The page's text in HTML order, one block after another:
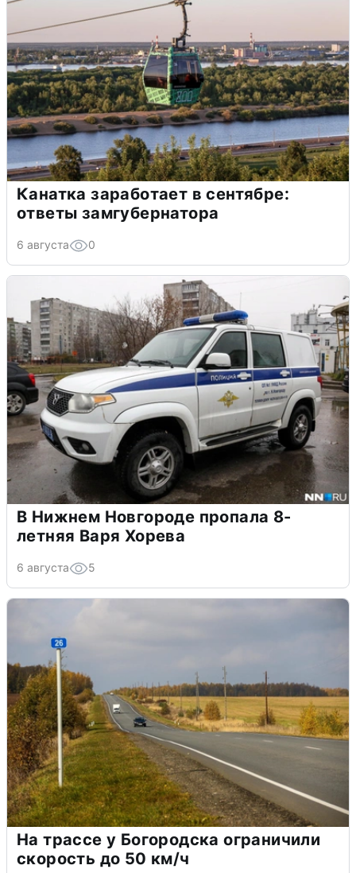
Канатка заработает в сентябре:
ответы замгубернатора
6 августа 0
В Нижнем Новгороде пропала 8-
летняя Варя Хорева
6 августа 5
На трассе у Богородска ограничили
скорость до 50 км/ч